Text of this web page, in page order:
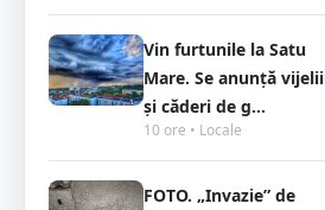
Vin furtunile la Satu
Mare. Se anunță vijelii
și căderi de g...
10 ore • Locale
FOTO. „Invazie” de